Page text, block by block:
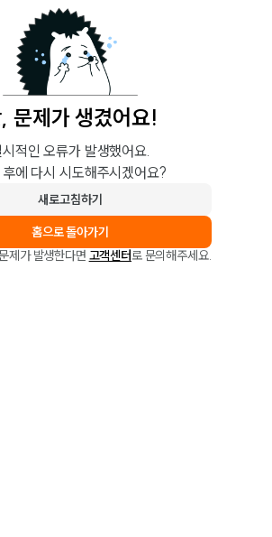
문제가 생겼어요!
시적인 오류가 발생했어요.
에 다시 시도해주시겠어요?
새로고침하기
홈으로 돌아가기
제가 발생한다면 고객센터로 문의해주세요.